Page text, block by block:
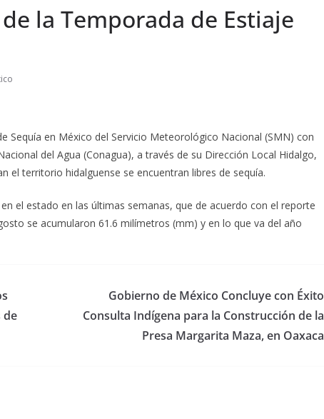
la Temporada de Estiaje
Sequía en México del Servicio Meteorológico Nacional (SMN) con
del Agua (Conagua), a través de su Dirección Local Hidalgo,
el territorio hidalguense se encuentran libres de sequía.
el estado en las últimas semanas, que de acuerdo con el reporte
se acumularon 61.6 milímetros (mm) y en lo que va del año
de
Gobierno de México Concluye con Éxito
Consulta Indígena para la Construcción de la
Presa Margarita Maza, en Oaxaca